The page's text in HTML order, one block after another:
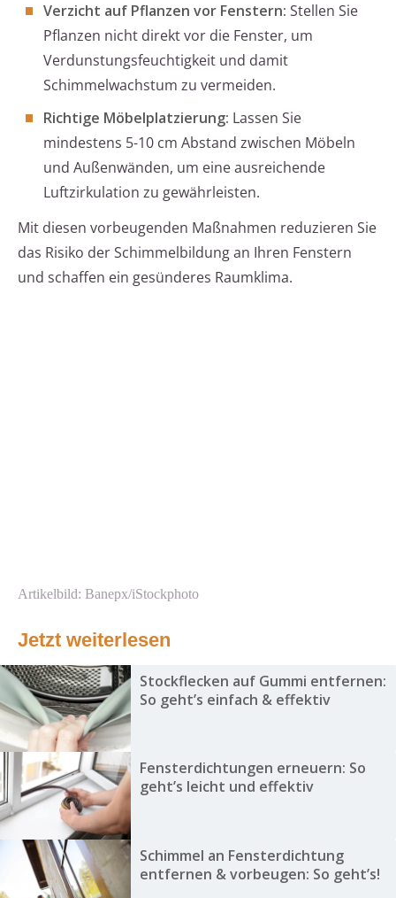
Verzicht auf Pflanzen vor Fenstern: Stellen Sie
Pflanzen nicht direkt vor die Fenster, um
Verdunstungsfeuchtigkeit und damit
Schimmelwachstum zu vermeiden.
Richtige Möbelplatzierung: Lassen Sie
mindestens 5-10 cm Abstand zwischen Möbeln
und Außenwänden, um eine ausreichende
Luftzirkulation zu gewährleisten.
Mit diesen vorbeugenden Maßnahmen reduzieren Sie
das Risiko der Schimmelbildung an Ihren Fenstern
und schaffen ein gesünderes Raumklima.
Artikelbild: Banepx/iStockphoto
Jetzt weiterlesen
Stockflecken auf Gummi entfernen:
So geht’s einfach & effektiv
Fensterdichtungen erneuern: So
geht’s leicht und effektiv
Schimmel an Fensterdichtung
entfernen & vorbeugen: So geht’s!